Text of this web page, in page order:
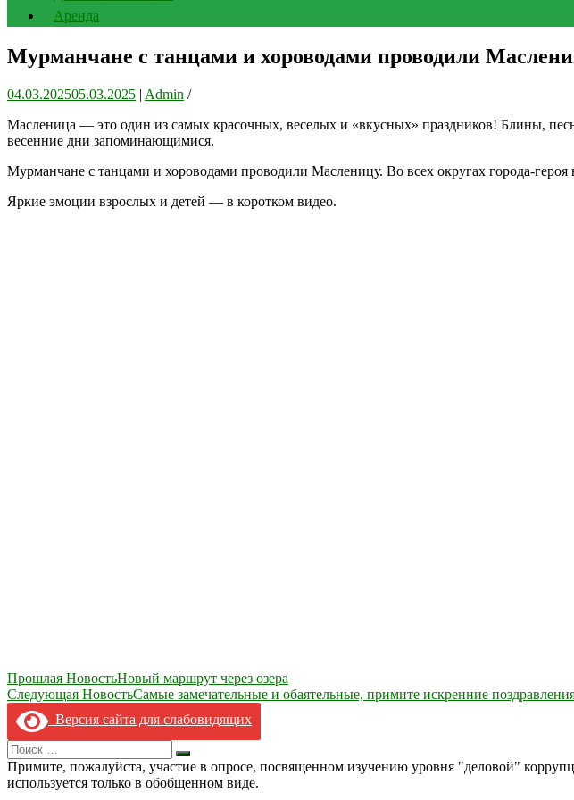
Аренда
Мурманчане с танцами и хороводами проводили
04.03.202505.03.2025 | Admin /
Масленица — это один из самых красочных, веселых и «вкусных» праздников! Блины,
весенние дни запоминающимися.
Мурманчане с танцами и хороводами проводили Масленицу. Во всех округах города-
Яркие эмоции взрослых и детей — в коротком видео.
Навигация
по
записям
Прошлая НовостьНовый маршрут через озера
Следующая НовостьСамые замечательные и обаятельные, примите искренние
Версия сайта для слабовидящих
Search
for:
Искать
Примите, пожалуйста, участие в опросе, посвященном изучению уровня "деловой"
используется только в обобщенном виде.